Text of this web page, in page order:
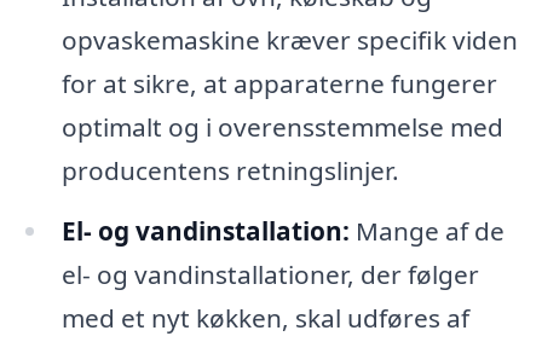
opvaskemaskine kræver specifik viden
for at sikre, at apparaterne fungerer
optimalt og i overensstemmelse med
producentens retningslinjer.
El- og vandinstallation: Mange af de
el- og vandinstallationer, der følger
med et nyt køkken, skal udføres af